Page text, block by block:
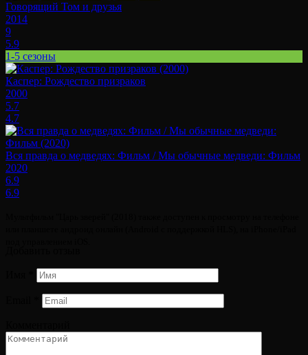
Говорящий Том и друзья
2014
9
5.9
1-5 сезоны
Каспер: Рождество призраков
2000
5.7
4.7
Вся правда о медведях: Фильм / Мы обычные медведи: Фильм
2020
6.9
6.9